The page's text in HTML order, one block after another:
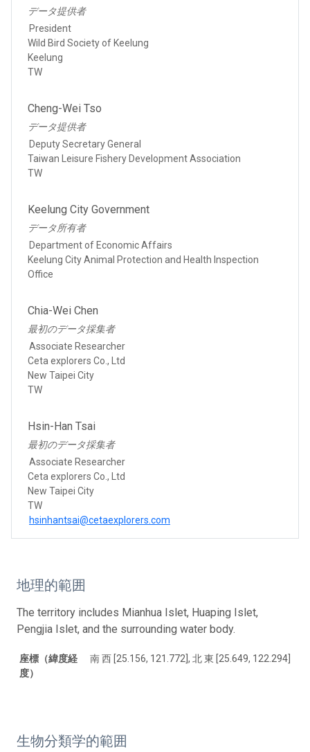
データ提供者
President
Wild Bird Society of Keelung
Keelung
TW
Cheng-Wei Tso
データ提供者
Deputy Secretary General
Taiwan Leisure Fishery Development Association
TW
Keelung City Government
データ所有者
Department of Economic Affairs
Keelung City Animal Protection and Health Inspection
Office
Chia-Wei Chen
最初のデータ採集者
Associate Researcher
Ceta explorers Co., Ltd
New Taipei City
TW
Hsin-Han Tsai
最初のデータ採集者
Associate Researcher
Ceta explorers Co., Ltd
New Taipei City
TW
hsinhantsai@cetaexplorers.com
地理的範囲
The territory includes Mianhua Islet, Huaping Islet,
Pengjia Islet, and the surrounding water body.
座標（緯度経
度）
南 西 [25.156, 121.772], 北 東 [25.649, 122.294]
生物分類学的範囲